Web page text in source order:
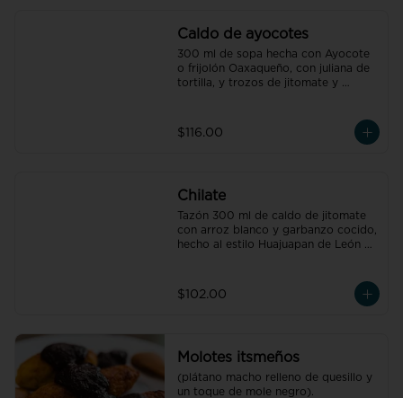
Caldo de ayocotes
300 ml de sopa hecha con Ayocote
o frijolón Oaxaqueño, con juliana de
tortilla, y trozos de jitomate y
$116.00
Chilate
Tazón 300 ml de caldo de jitomate
con arroz blanco y garbanzo cocido,
hecho al estilo Huajuapan de León
$102.00
Molotes itsmeños
(plátano macho relleno de quesillo y
un toque de mole negro).